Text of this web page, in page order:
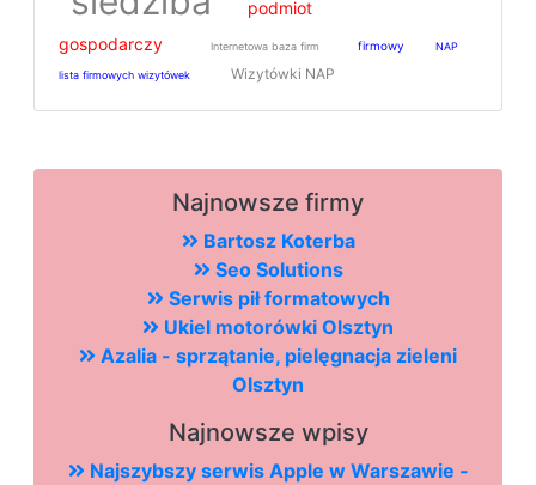
podmiot
gospodarczy
Internetowa baza firm firmowy NAP
lista firmowych wizytówek Wizytówki NAP
Najnowsze firmy
Bartosz Koterba
Seo Solutions
Serwis pił formatowych
Ukiel motorówki Olsztyn
Azalia - sprzątanie, pielęgnacja zieleni
Olsztyn
Najnowsze wpisy
Najszybszy serwis Apple w Warszawie -